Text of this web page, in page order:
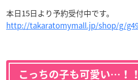
本日15日より予約受付中です。
http://takaratomymall.jp/shop/g/
こっちの子も可愛い…！！